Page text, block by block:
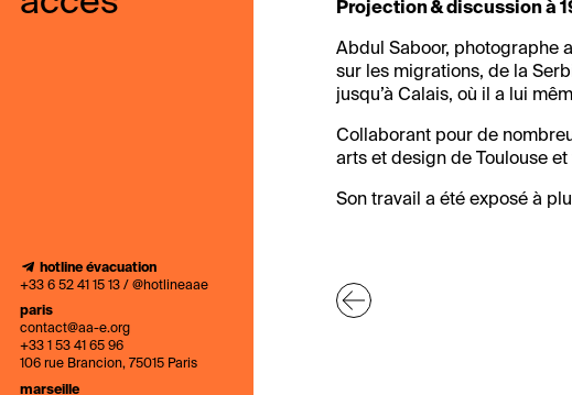
hotline évacuation
+33 6 52 41 15 13 / @hotlineaae
paris
contact@aa-e.org
+33 1 53 41 65 96
106 rue Brancion, 75015 Paris
marseille
Projection & discussion à
Abdul Saboor, photographe
sur les migrations, de la
jusqu’à Calais, où il a lui
Collaborant pour de
arts et design de Toulouse
Son travail a été exposé à